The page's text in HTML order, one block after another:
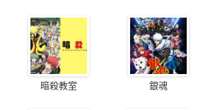
暗殺教室 銀魂